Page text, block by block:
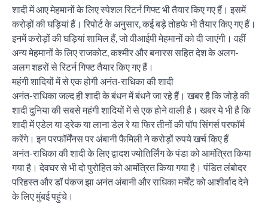
शादी में आए मेहमानों के लिए स्पेशल रिटर्न गिफ्ट भी तैयार किए गए हैं। इसमें
करोड़ों की घड़ियां हैं। रिपोर्ट के अनुसार, कई बड़े तोहफे भी तैयार किए गए हैं।
इनमें करोड़ों की घड़ियां शामिल हैं, जो वीआईपी मेहमानों को दी जाएंगी। वहीं
अन्य मेहमानों के लिए राजकोट, कश्मीर और बनारस सहित देश के अलग-
अलग शहरों से रिटर्न गिफ्ट तैयार किए गए हैं।
महंगी शादियों में से एक होगी अनंत-राधिका की शादी
अनंत-राधिका जल्द ही शादी के बंधन में बंधने जा रहे हैं। खबर है कि जोड़े की
शादी दुनिया की सबसे महंगी शादियों में से एक होने वाली है। खबर ये भी है कि
शादी में एडेल या ड्रेक या लाना डेल रे या फिर तीनों की पॉप सिंगर्स परफॉर्म
करेंगे। इन परफॉर्मेंनस पर अंबानी फैमिली ने करोड़ों रुपये खर्च किए हैं
अनंत-राधिका की शादी के लिए द्वादश ज्योतिर्लिंग के पंडा को आमंत्रित किया
गया है। देवघर से भी दो पुरोहित को आमंत्रित किया गया है। पंडित लंबोदर
परिहस्त और डॉ पंकज झा अनंत अंबानी और राधिका मर्चेंट को आशीर्वाद देने
के लिए मुंबई पहुंचे।